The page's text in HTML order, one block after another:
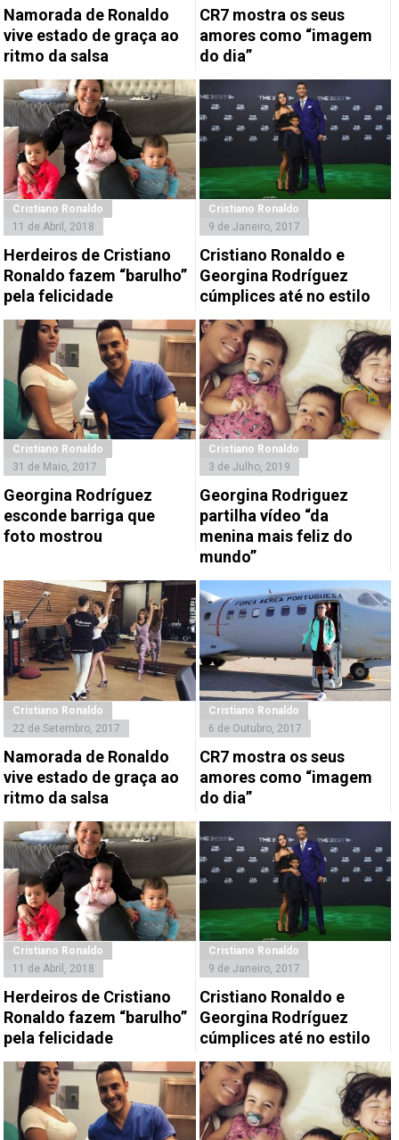
Namorada de Ronaldo
vive estado de graça ao
ritmo da salsa
CR7 mostra os seus
amores como “imagem
do dia”
Cristiano Ronaldo
11 de Abril, 2018
Herdeiros de Cristiano
Ronaldo fazem “barulho”
pela felicidade
Cristiano Ronaldo
9 de Janeiro, 2017
Cristiano Ronaldo e
Georgina Rodríguez
cúmplices até no estilo
Cristiano Ronaldo
31 de Maio, 2017
Georgina Rodríguez
esconde barriga que
foto mostrou
Cristiano Ronaldo
3 de Julho, 2019
Georgina Rodriguez
partilha vídeo “da
menina mais feliz do
mundo”
Cristiano Ronaldo
22 de Setembro, 2017
Namorada de Ronaldo
vive estado de graça ao
ritmo da salsa
Cristiano Ronaldo
6 de Outubro, 2017
CR7 mostra os seus
amores como “imagem
do dia”
Cristiano Ronaldo
11 de Abril, 2018
Herdeiros de Cristiano
Ronaldo fazem “barulho”
pela felicidade
Cristiano Ronaldo
9 de Janeiro, 2017
Cristiano Ronaldo e
Georgina Rodríguez
cúmplices até no estilo